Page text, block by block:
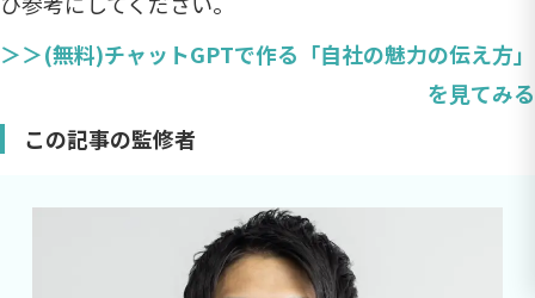
＞＞(無料)チャットGPTで作る「自社の魅力の伝え方」
を見てみる
この記事の監修者